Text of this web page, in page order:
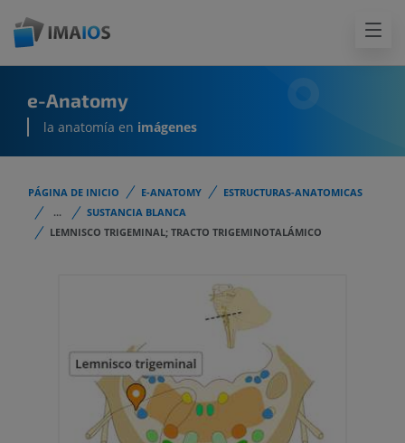
e-Anatomy
la anatomía en imágenes
PÁGINA DE INICIO E-ANATOMY
ESTRUCTURAS-ANATOMICAS
...
SUSTANCIA BLANCA
LEMNISCO TRIGEMINAL; TRACTO TRIGEMINOTALÁMICO